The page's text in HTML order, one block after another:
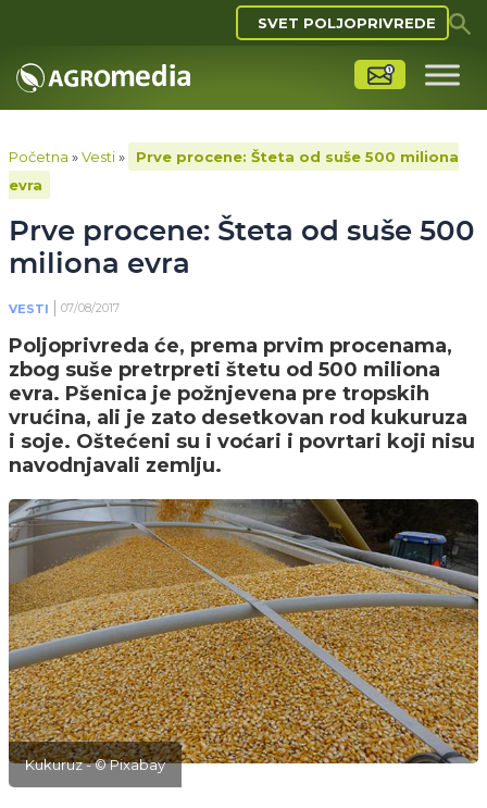
SVET POLJOPRIVREDE
Početna »Vesti»
Prve procene: Šteta od suše 500 miliona
evra
Prve procene: Šteta od suše 500
miliona evra
VESTI 07/08/2017
Poljoprivreda će, prema prvim procenama,
zbog suše pretrpreti štetu od 500 miliona
evra. Pšenica je požnjevena pre tropskih
vrućina, ali je zato desetkovan rod kukuruza
i soje. Oštećeni su i voćari i povrtari koji nisu
navodnjavali zemlju.
Kukuruz - © Pixabay